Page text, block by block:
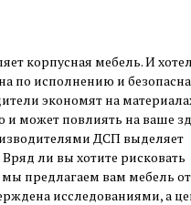
корпусная мебель. И
по исполнению и
экономят на
и может повлиять на ваше
ДСП выделяет
ли вы хотите рисковать
предлагаем вам мебель
исследованиями, а